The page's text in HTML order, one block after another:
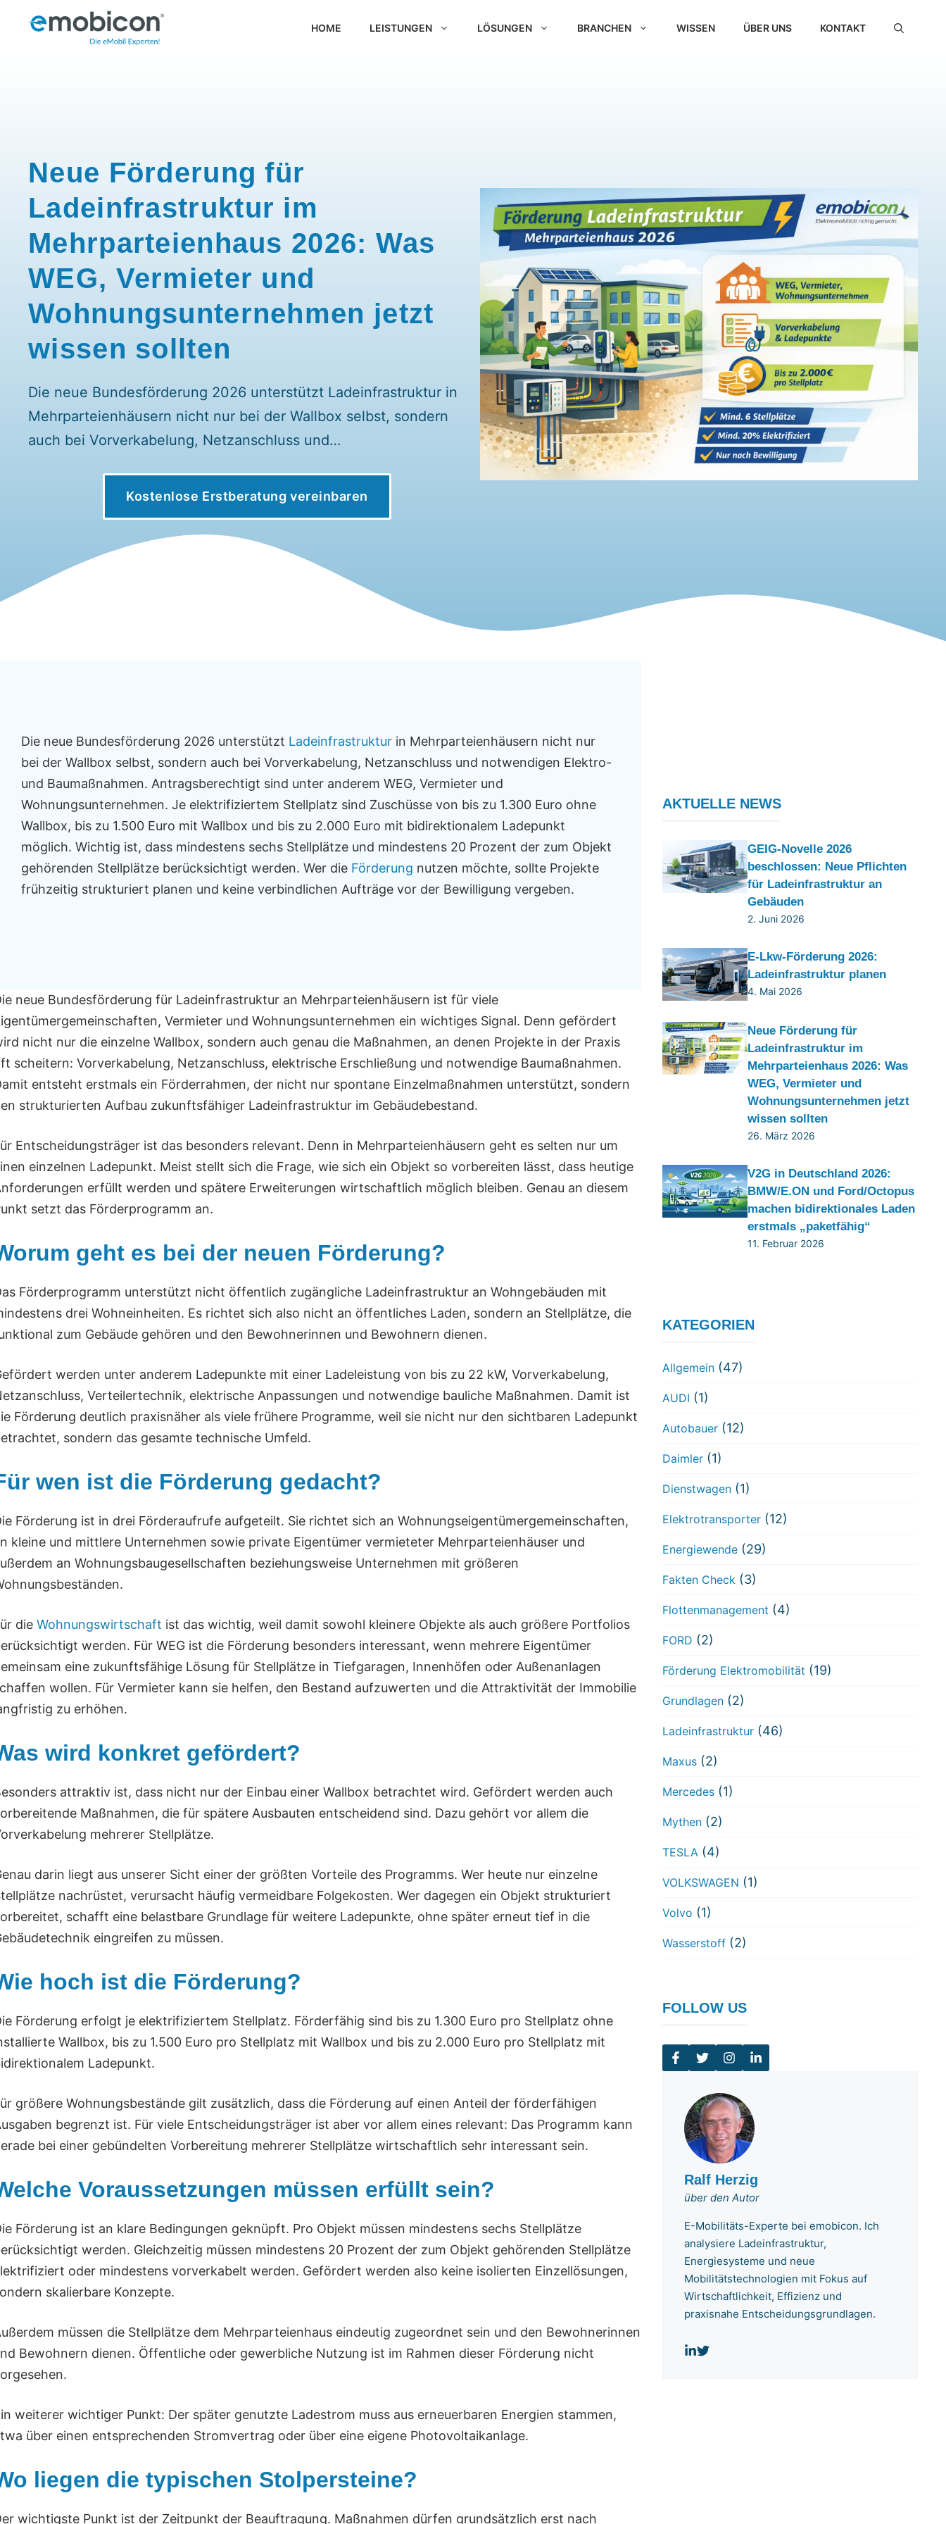
Inhalt
HOME LEISTUNGEN LÖSUNGEN BRANCHEN WISSEN ÜBER UNS KONTAKT
Neue Förderung für
Ladeinfrastruktur im
Mehrparteienhaus 2026: Was
WEG, Vermieter und
Wohnungsunternehmen jetzt
wissen sollten
Die neue Bundesförderung 2026 unterstützt Ladeinfrastruktur in
Mehrparteienhäusern nicht nur bei der Wallbox selbst, sondern
auch bei Vorverkabelung, Netzanschluss und…
Kostenlose Erstberatung vereinbaren
Die neue Bundesförderung 2026 unterstützt Ladeinfrastruktur in Mehrparteienhäusern nicht nur
bei der Wallbox selbst, sondern auch bei Vorverkabelung, Netzanschluss und notwendigen Elektro-
und Baumaßnahmen. Antragsberechtigt sind unter anderem WEG, Vermieter und
Wohnungsunternehmen. Je elektrifiziertem Stellplatz sind Zuschüsse von bis zu 1.300 Euro ohne
Wallbox, bis zu 1.500 Euro mit Wallbox und bis zu 2.000 Euro mit bidirektionalem Ladepunkt
möglich. Wichtig ist, dass mindestens sechs Stellplätze und mindestens 20 Prozent der zum Objekt
gehörenden Stellplätze berücksichtigt werden. Wer die Förderung nutzen möchte, sollte Projekte
frühzeitig strukturiert planen und keine verbindlichen Aufträge vor der Bewilligung vergeben.
neue Bundesförderung für Ladeinfrastruktur an Mehrparteienhäusern ist für viele
Vermieter und Wohnungsunternehmen ein wichtiges Signal. Denn gefördert
nicht nur die einzelne Wallbox, sondern auch genau die Maßnahmen, an denen Projekte in der Praxis
scheitern: Vorverkabelung, Netzanschluss, elektrische Erschließung und notwendige Baumaßnahmen.
entsteht erstmals ein Förderrahmen, der nicht nur spontane Einzelmaßnahmen unterstützt, sondern
strukturierten Aufbau zukunftsfähiger Ladeinfrastruktur im Gebäudebestand.
Entscheidungsträger ist das besonders relevant. Denn in Mehrparteienhäusern geht es selten nur um
einzelnen Ladepunkt. Meist stellt sich die Frage, wie sich ein Objekt so vorbereiten lässt, dass heutige
erfüllt werden und spätere Erweiterungen wirtschaftlich möglich bleiben. Genau an diesem
setzt das Förderprogramm an.
geht es bei der neuen Förderung?
Förderprogramm unterstützt nicht öffentlich zugängliche Ladeinfrastruktur an Wohngebäuden mit
drei Wohneinheiten. Es richtet sich also nicht an öffentliches Laden, sondern an Stellplätze, die
zum Gebäude gehören und den Bewohnerinnen und Bewohnern dienen.
werden unter anderem Ladepunkte mit einer Ladeleistung von bis zu 22 kW, Vorverkabelung,
Verteilertechnik, elektrische Anpassungen und notwendige bauliche Maßnahmen. Damit ist
Förderung deutlich praxisnäher als viele frühere Programme, weil sie nicht nur den sichtbaren Ladepunkt
sondern das gesamte technische Umfeld.
wen ist die Förderung gedacht?
Förderung ist in drei Förderaufrufe aufgeteilt. Sie richtet sich an Wohnungseigentümergemeinschaften,
kleine und mittlere Unternehmen sowie private Eigentümer vermieteter Mehrparteienhäuser und
an Wohnungsbaugesellschaften beziehungsweise Unternehmen mit größeren
die Wohnungswirtschaft ist das wichtig, weil damit sowohl kleinere Objekte als auch größere Portfolios
werden. Für WEG ist die Förderung besonders interessant, wenn mehrere Eigentümer
eine zukunftsfähige Lösung für Stellplätze in Tiefgaragen, Innenhöfen oder Außenanlagen
wollen. Für Vermieter kann sie helfen, den Bestand aufzuwerten und die Attraktivität der Immobilie
zu erhöhen.
wird konkret gefördert?
attraktiv ist, dass nicht nur der Einbau einer Wallbox betrachtet wird. Gefördert werden auch
Maßnahmen, die für spätere Ausbauten entscheidend sind. Dazu gehört vor allem die
mehrerer Stellplätze.
darin liegt aus unserer Sicht einer der größten Vorteile des Programms. Wer heute nur einzelne
nachrüstet, verursacht häufig vermeidbare Folgekosten. Wer dagegen ein Objekt strukturiert
schafft eine belastbare Grundlage für weitere Ladepunkte, ohne später erneut tief in die
eingreifen zu müssen.
hoch ist die Förderung?
Förderung erfolgt je elektrifiziertem Stellplatz. Förderfähig sind bis zu 1.300 Euro pro Stellplatz ohne
Wallbox, bis zu 1.500 Euro pro Stellplatz mit Wallbox und bis zu 2.000 Euro pro Stellplatz mit
Ladepunkt.
größere Wohnungsbestände gilt zusätzlich, dass die Förderung auf einen Anteil der förderfähigen
begrenzt ist. Für viele Entscheidungsträger ist aber vor allem eines relevant: Das Programm kann
bei einer gebündelten Vorbereitung mehrerer Stellplätze wirtschaftlich sehr interessant sein.
Voraussetzungen müssen erfüllt sein?
Förderung ist an klare Bedingungen geknüpft. Pro Objekt müssen mindestens sechs Stellplätze
werden. Gleichzeitig müssen mindestens 20 Prozent der zum Objekt gehörenden Stellplätze
oder mindestens vorverkabelt werden. Gefördert werden also keine isolierten Einzellösungen,
skalierbare Konzepte.
müssen die Stellplätze dem Mehrparteienhaus eindeutig zugeordnet sein und den Bewohnerinnen
Bewohnern dienen. Öffentliche oder gewerbliche Nutzung ist im Rahmen dieser Förderung nicht
weiterer wichtiger Punkt: Der später genutzte Ladestrom muss aus erneuerbaren Energien stammen,
über einen entsprechenden Stromvertrag oder über eine eigene Photovoltaikanlage.
liegen die typischen Stolpersteine?
wichtigste Punkt ist der Zeitpunkt der Beauftragung. Maßnahmen dürfen grundsätzlich erst nach
AKTUELLE NEWS
GEIG-Novelle 2026
beschlossen: Neue Pflichten
für Ladeinfrastruktur an
Gebäuden
2. Juni 2026
E-Lkw-Förderung 2026:
Ladeinfrastruktur planen
4. Mai 2026
Neue Förderung für
Ladeinfrastruktur im
Mehrparteienhaus 2026: Was
WEG, Vermieter und
Wohnungsunternehmen jetzt
wissen sollten
26. März 2026
V2G in Deutschland 2026:
BMW/E.ON und Ford/Octopus
machen bidirektionales Laden
erstmals „paketfähig“
11. Februar 2026
KATEGORIEN
Allgemein(47)
AUDI (1)
Autobauer(12)
Daimler(1)
Dienstwagen(1)
Elektrotransporter(12)
Energiewende(29)
Fakten Check (3)
Flottenmanagement (4)
FORD (2)
Förderung Elektromobilität (19)
Grundlagen(2)
Ladeinfrastruktur(46)
Maxus(2)
Mercedes(1)
Mythen(2)
TESLA (4)
VOLKSWAGEN (1)
Volvo (1)
Wasserstoff(2)
FOLLOW US
Ralf Herzig
über den Autor
E-Mobilitäts-Experte bei emobicon. Ich
analysiere Ladeinfrastruktur,
Energiesysteme und neue
Mobilitätstechnologien mit Fokus auf
Wirtschaftlichkeit, Effizienz und
praxisnahe Entscheidungsgrundlagen.